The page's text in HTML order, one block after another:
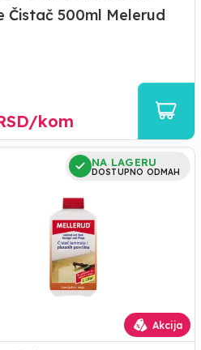
Čistač 500ml Melerud
kom
Akcija
NA LAGERU
DOSTUPNO ODMAH